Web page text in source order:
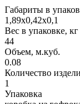
Габариты в
1,89х0,42х0,1
Вес в упаковке, кг
44
Объем, м.куб.
0.08
Количество
1
Упаковка